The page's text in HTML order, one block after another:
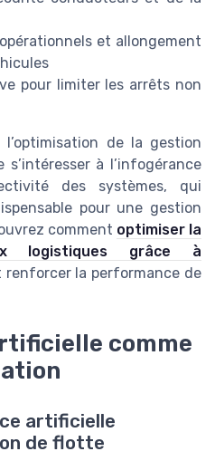
et allongement
pour limiter les arrêts non
de la gestion
à l’infogérance
des systèmes, qui
pour une gestion
comment optimiser la
logistiques grâce à
la performance de
comme
artificielle
de flotte